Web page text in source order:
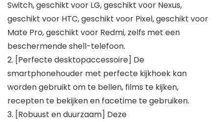
Switch, geschikt voor LG, geschikt voor Nexus,
geschikt voor HTC, geschikt voor Pixel, geschikt voor
Mate Pro, geschikt voor Redmi, zelfs met een
beschermende shell-telefoon.
2. [Perfecte desktopaccessoire] De
smartphonehouder met perfecte kijkhoek kan
worden gebruikt om te bellen, films te kijken,
recepten te bekijken en facetime te gebruiken.
3. [Robuust en duurzaam] Deze